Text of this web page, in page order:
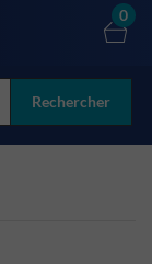
Rechercher
0